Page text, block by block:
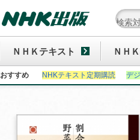
ＮＨＫテキスト ＮＨ
おすすめ NHKテキスト定期購読 デ